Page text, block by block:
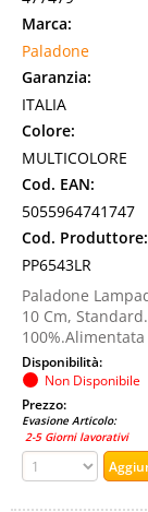
Marca:
Paladone
Garanzia:
ITALIA
Colore:
MULTICOLORE
Cod. EAN:
5055964741747
Cod. Produttore:
PP6543LR
Paladone
10 Cm,
Disponibilità:
Non Disponibile
Prezzo:
Evasione Articolo:
2-5 Giorni lavorativi